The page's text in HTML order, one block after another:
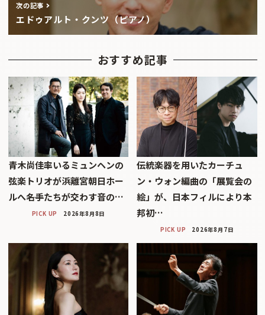
次の記事
エドゥアルト・クンツ（ピアノ）
おすすめ記事
青木尚佳率いるミュンヘンの
弦楽トリオが浜離宮朝日ホー
ルへ――名手たちが交わす音の…
PICK UP 2026年8月8日
伝統楽器を用いたカーチュ
ン・ウォン編曲の「展覧会の
絵」が、日本フィルにより本
邦初…
PICK UP 2026年8月7日